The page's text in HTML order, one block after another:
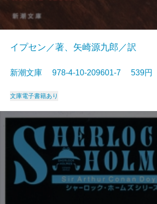
イプセン／著、矢崎源九郎／訳
新潮文庫 978-4-10-209601-7 539円
文庫電子書籍あり